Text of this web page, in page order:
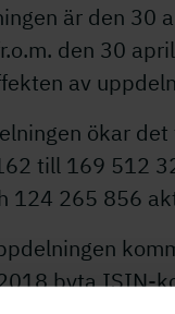
är den 30
den 30
av
ökar
till 169 512
124 265 856
byta ISIN-